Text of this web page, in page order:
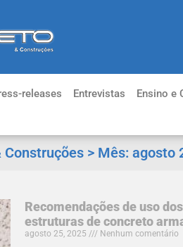
releases Entrevistas Ensino e
Construções > Mês: agosto
Recomendações de uso
estruturas de concreto
agosto 25, 2025 Nenhum comentário